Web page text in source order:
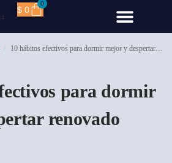
$0
0
/ 10 hábitos efectivos para dormir mejor y despertar renovado
para dormir
renovado